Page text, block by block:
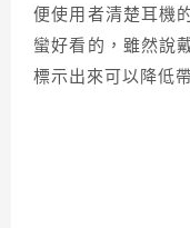
便使用者清楚耳機
蠻好看的，雖然說
標示出來可以降低